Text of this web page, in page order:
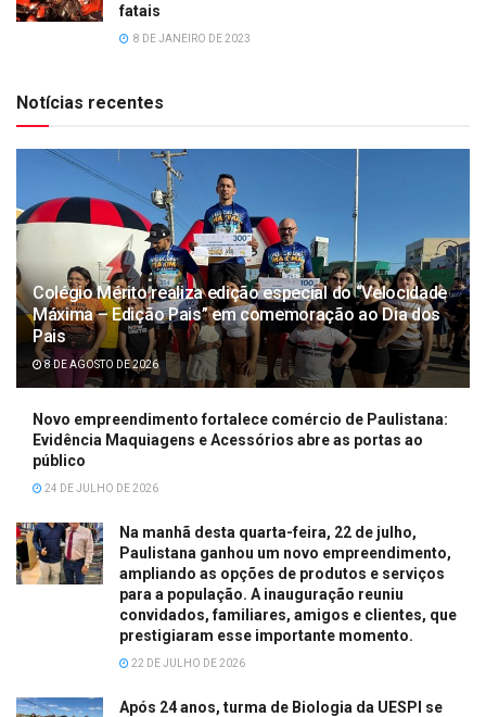
fatais
8 DE JANEIRO DE 2023
Notícias recentes
Colégio Mérito realiza edição especial do “Velocidade
Máxima – Edição Pais” em comemoração ao Dia dos
Pais
8 DE AGOSTO DE 2026
Novo empreendimento fortalece comércio de Paulistana:
Evidência Maquiagens e Acessórios abre as portas ao
público
24 DE JULHO DE 2026
Na manhã desta quarta-feira, 22 de julho,
Paulistana ganhou um novo empreendimento,
ampliando as opções de produtos e serviços
para a população. A inauguração reuniu
convidados, familiares, amigos e clientes, que
prestigiaram esse importante momento.
22 DE JULHO DE 2026
Após 24 anos, turma de Biologia da UESPI se